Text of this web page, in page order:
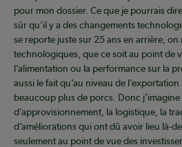
pour mon dossier. Ce que je pourrais dire
sûr qu’il y a des changements
se reporte juste sur 25 ans en arrière, on
technologiques, que ce soit au point de
l’alimentation ou la performance sur la
aussi le fait qu’au niveau de
beaucoup plus de porcs. Donc
d’approvisionnement, la logistique, la
d’améliorations qui ont dû avoir lieu là-
seulement au point de vue des